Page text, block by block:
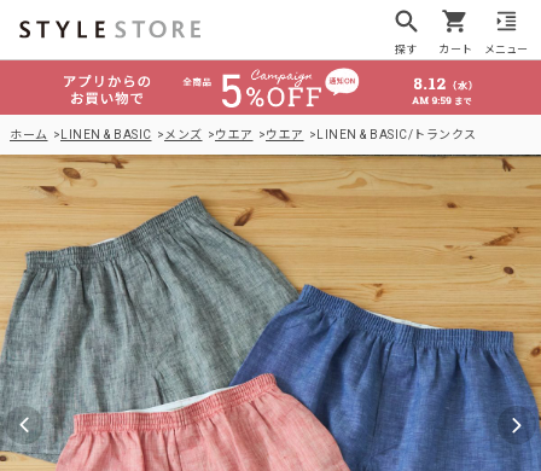
探す カート メニュー
ホーム LINEN & BASIC メンズ ウエア ウエア LINEN & BASIC/トランクス